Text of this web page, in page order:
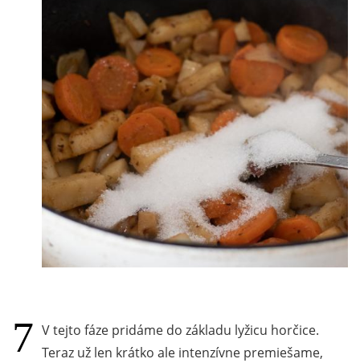
V tejto fáze pridáme do základu lyžicu horčice.
Teraz už len krátko ale intenzívne premiešame,